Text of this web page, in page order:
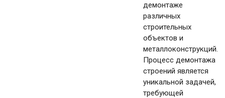
демонтаже
различных
строительных
объектов и
металлоконструкций.
Процесс демонтажа
строений является
уникальной задачей,
требующей